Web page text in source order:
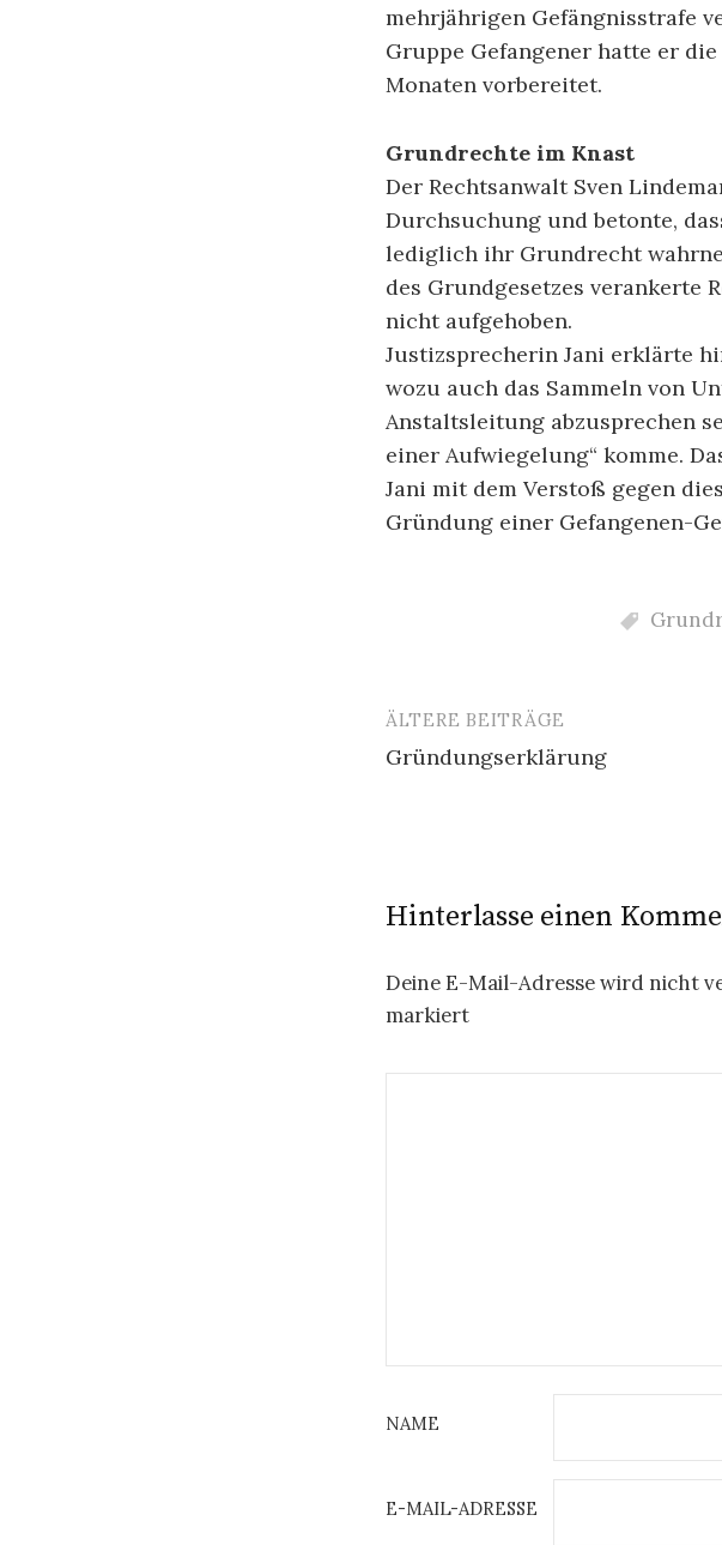
mehrjährigen Gefängnisstrafe
Gruppe Gefangener hatte er
Monaten vorbereitet.
Grundrechte im Knast
Der Rechtsanwalt Sven
Durchsuchung und betonte,
lediglich ihr Grundrecht
des Grundgesetzes verankerte
nicht aufgehoben.
Justizsprecherin Jani erklärte
wozu auch das Sammeln von
Anstaltsleitung abzusprechen
einer Aufwiegelung“ komme.
Jani mit dem Verstoß gegen
Gründung einer Gefangenen-
Beitragsnavigation
ÄLTERE BEITRÄGE
Gründungserklärung
Hinterlasse einen
Deine E-Mail-Adresse wird nicht
markiert
NAME
E-MAIL-ADRESSE